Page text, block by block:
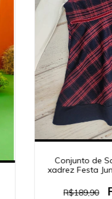
Conjunto de
xadrez Festa
R$189,90